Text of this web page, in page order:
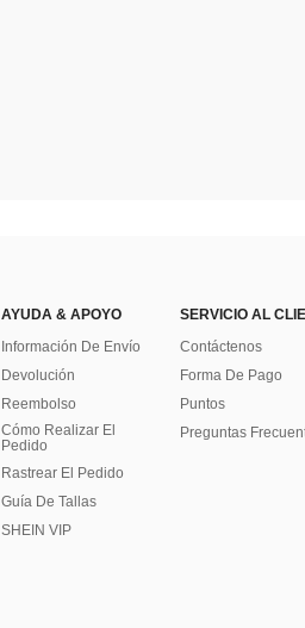
AYUDA & APOYO
Información De Envío
Devolución
Reembolso
Cómo Realizar El
Pedido
Rastrear El Pedido
Guía De Tallas
SHEIN VIP
SERVICIO AL
Contáctenos
Forma De Pago
Puntos
Preguntas